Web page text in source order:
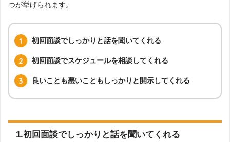
つが挙げられます。
初回面談でしっかりと話を聞いてくれる
初回面談でスケジュールを相談してくれる
良いことも悪いこともしっかりと開示してくれる
1.初回面談でしっかりと話を聞いてくれる